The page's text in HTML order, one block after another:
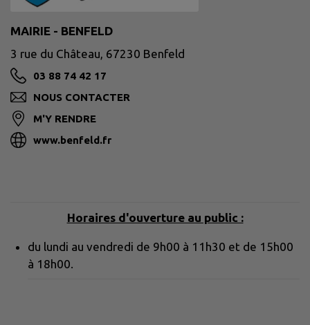
MAIRIE - BENFELD
3 rue du Château, 67230 Benfeld
03 88 74 42 17
NOUS CONTACTER
M'Y RENDRE
www.benfeld.fr
Horaires d'ouverture au public :
du lundi au vendredi de 9h00 à 11h30 et de 15h00
à 18h00.